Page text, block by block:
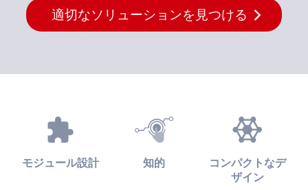
適切なソリューションを見つける
モジュール設計 知的
コンパクトなデ
ザイン